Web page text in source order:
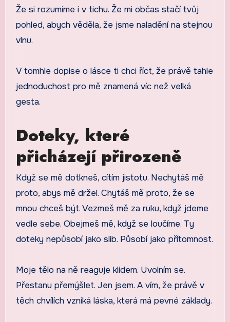
Že si rozumíme i v tichu. Že mi občas stačí tvůj
pohled, abych věděla, že jsme naladění na stejnou
vlnu.
V tomhle dopise o lásce ti chci říct, že právě tahle
jednoduchost pro mě znamená víc než velká
gesta.
Doteky, které
přicházejí přirozeně
Když se mě dotkneš, cítím jistotu. Nechytáš mě
proto, abys mě držel. Chytáš mě proto, že se
mnou chceš být. Vezmeš mě za ruku, když jdeme
vedle sebe. Obejmeš mě, když se loučíme. Ty
doteky nepůsobí jako slib. Působí jako přítomnost.
Moje tělo na ně reaguje klidem. Uvolním se.
Přestanu přemýšlet. Jen jsem. A vím, že právě v
těch chvílích vzniká láska, která má pevné základy.